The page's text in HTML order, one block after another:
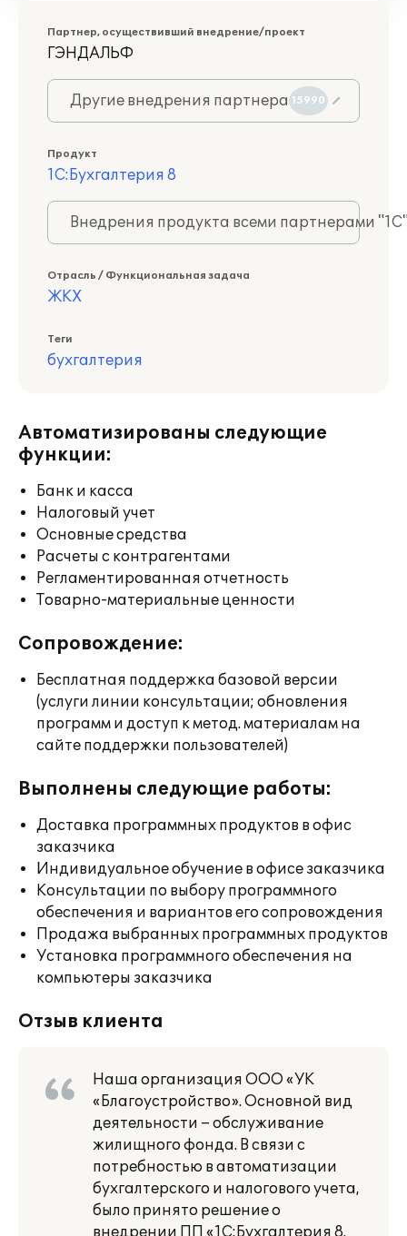
Партнер, осуществивший внедрение/проект
ГЭНДАЛЬФ
Другие внедрения партнера 15990
Продукт
1С:Бухгалтерия 8
Внедрения продукта всеми партнерами
Отрасль / Функциональная задача
ЖКХ
Теги
бухгалтерия
Автоматизированы следующие
функции:
Банк и касса
Налоговый учет
Основные средства
Расчеты с контрагентами
Регламентированная отчетность
Товарно-материальные ценности
Сопровождение:
Бесплатная поддержка базовой версии
(услуги линии консультации; обновления
программ и доступ к метод. материалам на
сайте поддержки пользователей)
Выполнены следующие работы:
Доставка программных продуктов в офис
заказчика
Индивидуальное обучение в офисе заказчика
Консультации по выбору программного
обеспечения и вариантов его сопровождения
Продажа выбранных программных продуктов
Установка программного обеспечения на
компьютеры заказчика
Отзыв клиента
Наша организация ООО «УК
«Благоустройство». Основной вид
деятельности – обслуживание
жилищного фонда. В связи с
потребностью в автоматизации
бухгалтерского и налогового учета,
было принято решение о
внедрении ПП «1С:Бухгалтерия 8.